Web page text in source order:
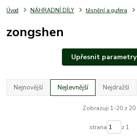
Úvod NÁHRADNÍ DÍLY těsnění a gufera
zongshen
Upřesnit parametry
Nejnovější Nejlevnější Nejdražší
Zobrazuji 1-20 z 20
strana z 1